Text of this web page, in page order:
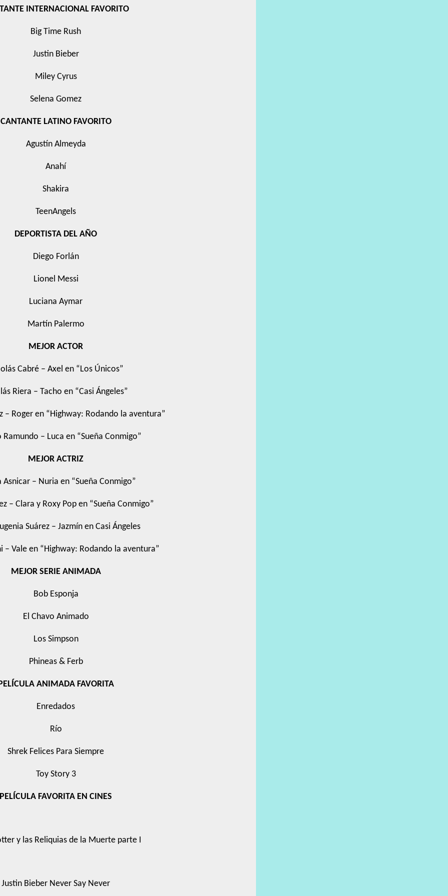
INTERNACIONAL FAVORITO
Big Time Rush
Justin Bieber
Miley Cyrus
Selena Gomez
CANTANTE LATINO FAVORITO
Agustín Almeyda
Anahí
Shakira
TeenAngels
DEPORTISTA DEL AÑO
Diego Forlán
Lionel Messi
Luciana Aymar
Martín Palermo
MEJOR ACTOR
Cabré – Axel en “Los Únicos”
Riera – Tacho en “Casi Ángeles”
– Roger en “Highway: Rodando la aventura”
Ramundo – Luca en “Sueña Conmigo”
MEJOR ACTRIZ
Asnicar – Nuria en “Sueña Conmigo”
– Clara y Roxy Pop en “Sueña Conmigo”
Suárez – Jazmín en Casi Ángeles
– Vale en “Highway: Rodando la aventura”
MEJOR SERIE ANIMADA
Bob Esponja
El Chavo Animado
Los Simpson
Phineas & Ferb
ANIMADA FAVORITA
Enredados
Río
Shrek Felices Para Siempre
Toy Story 3
PELÍCULA FAVORITA EN CINES
y las Reliquias de la Muerte parte I
Justin Bieber Never Say Never